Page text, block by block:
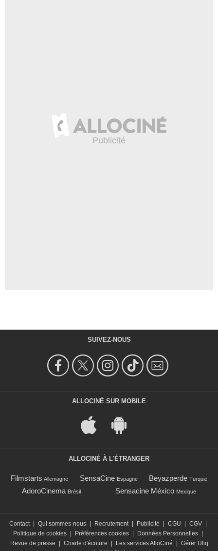
SUIVEZ-NOUS
ALLOCINÉ SUR MOBILE
ALLOCINÉ À L'ÉTRANGER
Filmstarts Allemagne SensaCine Espagne Beyazperde Turquie
AdoroCinema Brésil Sensacine México Mexique
Contact Qui sommes-nous Recrutement Publicité CGU CGV
Politique de cookies
Préférences cookies Données Personnelles
Revue de presse
Charte d'écriture Les services AlloCiné
Gérer Utiq